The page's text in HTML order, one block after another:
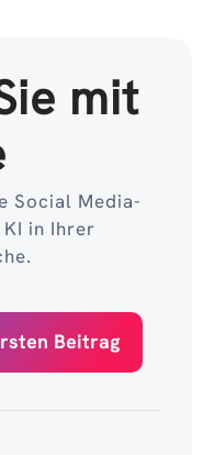
mit
Social Media-
in Ihrer
Beitrag